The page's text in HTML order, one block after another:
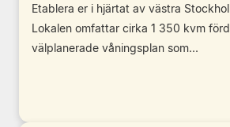
Etablera er i hjärtat av västra
Lokalen omfattar cirka 1 350 kvm
välplanerade våningsplan som...